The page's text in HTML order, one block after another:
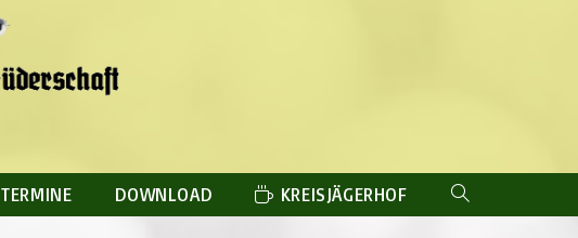
TERMINE DOWNLOAD KREISJÄGERHOF WEBSITE-